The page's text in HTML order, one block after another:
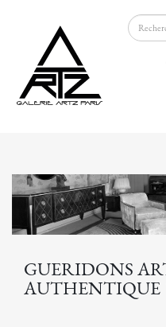
GUERIDONS
AUTHENTIQUE